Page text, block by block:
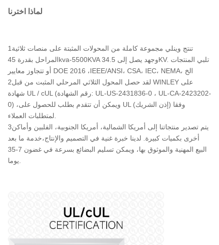
لماذا اخترنا
1تنتج وينلي مجموعة كاملة من المحولات المثبتة على منصات ثلاثية
المراحل بقدرة 45kva-5500KVA وجهد يصل إلى 34.5KV. تلبي المنتجات
أو تتجاوز معايير DOE 2016 ،IEEE/ANSI، CSA، IEC، NEMA، الخ
2لقد حصل المحول الثلاثي المرحلي المثبت من قبل WINLEY على
شهادة UL / cUL (رقم الشهادة: UL-US-2431836-0 ، UL-CA-2423202-
0) ،ويمكن أن تتقدم بطلب للحصول على UL (إذن الشريك) وفقا
3يتم تصدير منتجاتنا إلى أمريكا الشمالية، أمريكا الجنوبية، الفلبين وأماكن
أخرى بكميات كبيرة. لدينا خبرة غنية في التصميم والإنتاج،خدمة ما بعد
البيع المهنية والموثوق بها، ويمكن تسليم البضائع بسرعة في غضون 7-35